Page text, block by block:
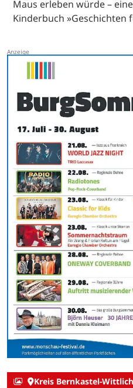
Maus erleben würde –
Kinderbuch »Geschichten
Kreis Bernkastel-Wittlich